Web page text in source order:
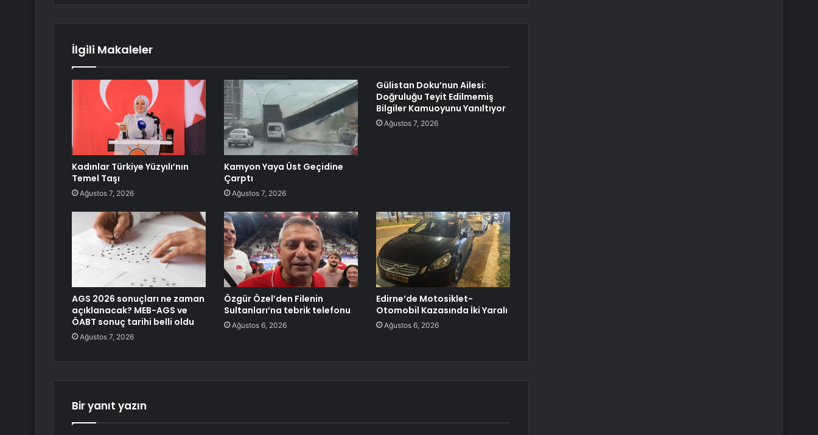
İlgili Makaleler
Kadınlar Türkiye Yüzyılı’nın
Temel Taşı
Ağustos 7, 2026
Kamyon Yaya Üst Geçidine
Çarptı
Ağustos 7, 2026
Gülistan Doku’nun Ailesi:
Doğruluğu Teyit Edilmemiş
Bilgiler Kamuoyunu Yanıltıyor
Ağustos 7, 2026
AGS 2026 sonuçları ne zaman
açıklanacak? MEB-AGS ve
ÖABT sonuç tarihi belli oldu
Ağustos 7, 2026
Özgür Özel’den Filenin
Sultanları’na tebrik telefonu
Ağustos 6, 2026
Edirne’de Motosiklet-
Otomobil Kazasında İki Yaralı
Ağustos 6, 2026
Bir yanıt yazın